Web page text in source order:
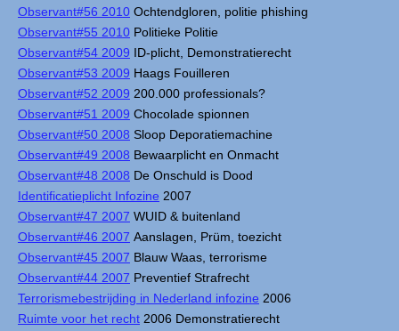
Observant#56 2010 Ochtendgloren, politie phishing
Observant#55 2010 Politieke Politie
Observant#54 2009 ID-plicht, Demonstratierecht
Observant#53 2009 Haags Fouilleren
Observant#52 2009 200.000 professionals?
Observant#51 2009 Chocolade spionnen
Observant#50 2008 Sloop Deporatiemachine
Observant#49 2008 Bewaarplicht en Onmacht
Observant#48 2008 De Onschuld is Dood
Identificatieplicht Infozine 2007
Observant#47 2007 WUID & buitenland
Observant#46 2007 Aanslagen, Prüm, toezicht
Observant#45 2007 Blauw Waas, terrorisme
Observant#44 2007 Preventief Strafrecht
Terrorismebestrijding in Nederland infozine 2006
Ruimte voor het recht 2006 Demonstratierecht